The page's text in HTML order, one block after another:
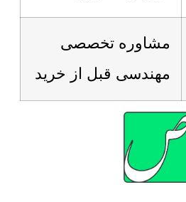
مشاوره تخصصی
مهندسی قبل از خرید